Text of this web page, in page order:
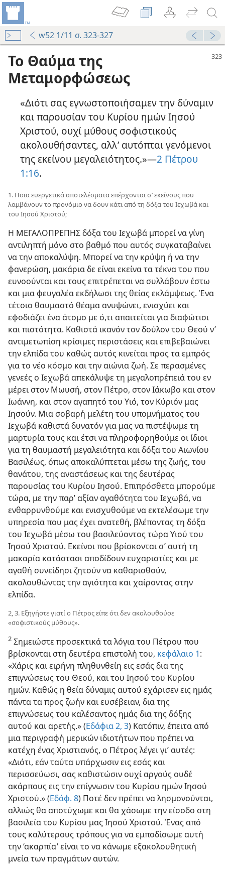
w52 1/11 σ. 323-327
Το Θαύμα της
Μεταμορφώσεως
«Διότι σας εγνωστοποιήσαμεν την δύναμιν
και παρουσίαν του Κυρίου ημών Ιησού
Χριστού, ουχί μύθους σοφιστικούς
ακολουθήσαντες, αλλ’ αυτόπται γενόμενοι
της εκείνου μεγαλειότητος.»—2 Πέτρου
1:16.
1. Ποια ευεργετικά αποτελέσματα επέρχονται σ’ εκείνους που
λαμβάνουν το προνόμιο να δουν κάτι από τη δόξα του Ιεχωβά και
του Ιησού Χριστού;
Η ΜΕΓΑΛΟΠΡΕΠΗΣ δόξα του Ιεχωβά μπορεί να γίνη
αντιληπτή μόνο στο βαθμό που αυτός συγκαταβαίνει
να την αποκαλύψη. Μπορεί να την κρύψη ή να την
φανερώση, μακάρια δε είναι εκείνα τα τέκνα του που
ευνοούνται και τους επιτρέπεται να συλλάβουν έστω
και μια φευγαλέα εκδήλωσι της θείας εκλάμψεως. Ένα
τέτοιο θαυμαστό θέαμα ανυψώνει, ενισχύει και
εφοδιάζει ένα άτομο με ό,τι απαιτείται για διαφώτισι
και πιστότητα. Καθιστά ικανόν τον δούλον του Θεού ν’
αντιμετωπίση κρίσιμες περιστάσεις και επιβεβαιώνει
την ελπίδα του καθώς αυτός κινείται προς τα εμπρός
για το νέο κόσμο και την αιώνια ζωή. Σε περασμένες
γενεές ο Ιεχωβά απεκάλυψε τη μεγαλοπρέπειά του εν
μέρει στον Μωυσή, στον Πέτρο, στον Ιάκωβο και στον
Ιωάννη, και στον αγαπητό του Υιό, τον Κύριόν μας
Ιησούν. Μια σοβαρή μελέτη του υπομνήματος του
Ιεχωβά καθιστά δυνατόν για μας να πιστέψωμε τη
μαρτυρία τους και έτσι να πληροφορηθούμε οι ίδιοι
για τη θαυμαστή μεγαλειότητα και δόξα του Αιωνίου
Βασιλέως, όπως αποκαλύπτεται μέσω της ζωής, του
θανάτου, της αναστάσεως και της δευτέρας
παρουσίας του Κυρίου Ιησού. Επιπρόσθετα μπορούμε
τώρα, με την παρ’ αξίαν αγαθότητα του Ιεχωβά, να
ενθαρρυνθούμε και ενισχυθούμε να εκτελέσωμε την
υπηρεσία που μας έχει ανατεθή, βλέποντας τη δόξα
του Ιεχωβά μέσω του βασιλεύοντος τώρα Υιού του
Ιησού Χριστού. Εκείνοι που βρίσκονται σ’ αυτή τη
μακαρία κατάστασι αποδίδουν ευχαριστίες και με
αγαθή συνείδησι ζητούν να καθαρισθούν,
ακολουθώντας την αγιότητα και χαίροντας στην
ελπίδα.
2, 3. Εξηγήστε γιατί ο Πέτρος είπε ότι δεν ακολουθούσε
«σοφιστικούς μύθους».
2 Σημειώστε προσεκτικά τα λόγια του Πέτρου που
βρίσκονται στη δευτέρα επιστολή του, κεφάλαιο 1:
«Χάρις και ειρήνη πληθυνθείη εις εσάς δια της
επιγνώσεως του Θεού, και του Ιησού του Κυρίου
ημών. Καθώς η θεία δύναμις αυτού εχάρισεν εις ημάς
πάντα τα προς ζωήν και ευσέβειαν, δια της
επιγνώσεως του καλέσαντος ημάς δια της δόξης
αυτού και αρετής.» (Εδάφια 2, 3) Κατόπιν, έπειτα από
μια περιγραφή μερικών ιδιοτήτων που πρέπει να
κατέχη ένας Χριστιανός, ο Πέτρος λέγει γι’ αυτές:
«Διότι, εάν ταύτα υπάρχωσιν εις εσάς και
περισσεύωσι, σας καθιστώσιν ουχί αργούς ουδέ
ακάρπους εις την επίγνωσιν του Κυρίου ημών Ιησού
Χριστού.» (Εδάφ. 8) Ποτέ δεν πρέπει να λησμονούνται,
αλλιώς θα αποτύχωμε και θα χάσωμε την είσοδο στη
βασιλεία του Κυρίου μας Ιησού Χριστού. Ένας από
τους καλύτερους τρόπους για να εμποδίσωμε αυτή
την ‘ακαρπία’ είναι το να κάνωμε εξακολουθητική
μνεία των πραγμάτων αυτών.